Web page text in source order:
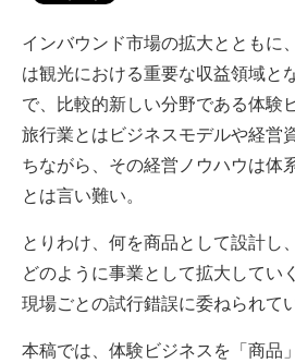
インバウンド市場の拡大とともに
は観光における重要な収益領域と
で、比較的新しい分野である体験
旅行業とはビジネスモデルや経営
ちながら、その経営ノウハウは体
とは言い難い。
とりわけ、何を商品として設計し
どのように事業として拡大してい
現場ごとの試行錯誤に委ねられて
本稿では、体験ビジネスを「商品